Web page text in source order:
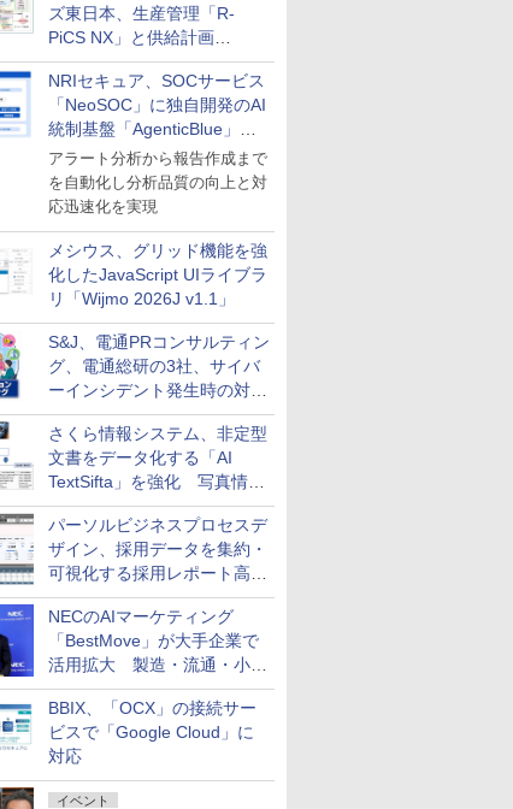
ズ東日本、生産管理「R-
PiCS NX」と供給計画
「scSQUARE ISP」の連携サ
ービスを提供開始
NRIセキュア、SOCサービス
「NeoSOC」に独自開発のAI
統制基盤「AgenticBlue」を
導入
アラート分析から報告作成まで
を自動化し分析品質の向上と対
応迅速化を実現
メシウス、グリッド機能を強
化したJavaScript UIライブラ
リ「Wijmo 2026J v1.1」
S&J、電通PRコンサルティン
グ、電通総研の3社、サイバ
ーインシデント発生時の対応
と危機管理広報を一体的に訓
練するプログラムを提供
さくら情報システム、非定型
文書をデータ化する「AI
TextSifta」を強化 写真情報
のデータ化などに対応
パーソルビジネスプロセスデ
ザイン、採用データを集約・
可視化する採用レポート高速
化サービスを提供
NECのAIマーケティング
「BestMove」が大手企業で
活用拡大 製造・流通・小売
企業・広告代理店などが実装
フェーズへ
BBIX、「OCX」の接続サー
ビスで「Google Cloud」に
対応
イベント